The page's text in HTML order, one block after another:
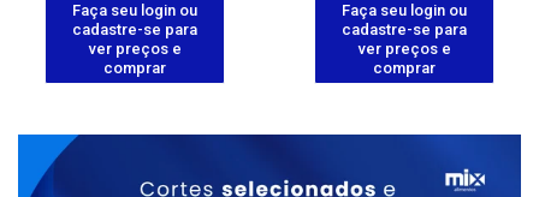
Faça seu login ou
cadastre-se para
ver preços e
comprar
Faça seu login ou
cadastre-se para
ver preços e
comprar